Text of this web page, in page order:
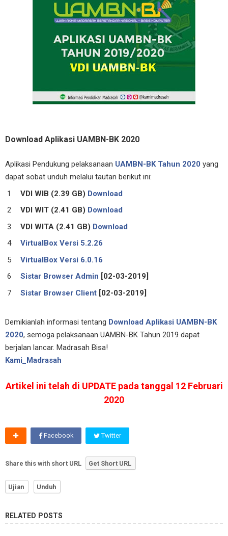
Download Aplikasi UAMBN-BK 2020
Aplikasi Pendukung pelaksanaan UAMBN-BK Tahun 2020 yang
dapat sobat unduh melalui tautan berikut ini:
VDI WIB (2.39 GB) Download
VDI WIT (2.41 GB) Download
VDI WITA (2.41 GB) Download
VirtualBox Versi 5.2.26
VirtualBox Versi 6.0.16
Sistar Browser Admin [02-03-2019]
Sistar Browser Client [02-03-2019]
Demikianlah informasi tentang Download Aplikasi UAMBN-BK
2020, semoga pelaksanaan UAMBN-BK Tahun 2019 dapat
berjalan lancar. Madrasah Bisa!
Kami_Madrasah
Artikel ini telah di UPDATE pada tanggal 12 Februari
2020
Facebook Twitter
Share this with short URL Get Short URL
Ujian Unduh
RELATED POSTS